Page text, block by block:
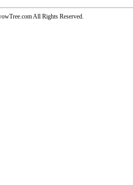
All Rights Reserved.